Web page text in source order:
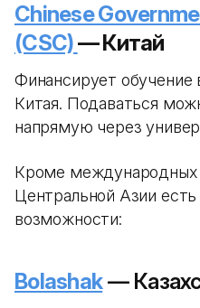
Chinese
(CSC)— Китай
Финансирует обучение
Китая. Подаваться
напрямую через
Кроме международных
Центральной Азии
возможности:
Bolashak—